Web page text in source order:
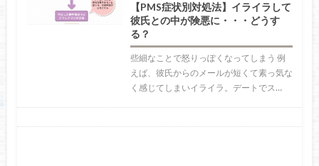
【PMS症状別対処法】イライラして
彼氏との中が険悪に・・・どうす
る？
些細なことで怒りっぽくなってしまう 例
えば、彼氏からのメールが短くて素っ気な
く感じてしまいイライラ。デートでス…